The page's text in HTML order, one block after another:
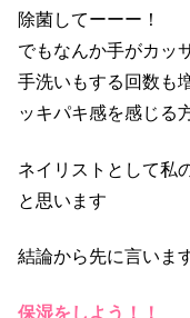
除菌してーーー！
でもなんか手がカッ
手洗いもする回数も
ッキパキ感を感じる
ネイリストとして私
と思います
結論から先に言いま
保湿をしよう！！